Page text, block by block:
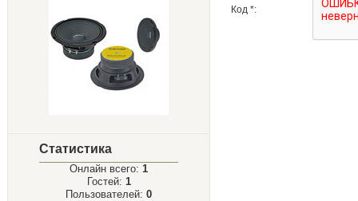
Статистика
Онлайн всего: 1
Гостей: 1
Пользователей: 0
Код *: